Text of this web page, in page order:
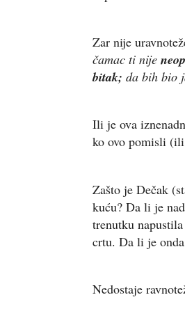
Zar nije
čamac ti nije
bitak; da bih bio
Ili je ova
ko ovo pomisli
Zašto je Dečak
kuću? Da li je
trenutku
crtu. Da li je
Nedostaje